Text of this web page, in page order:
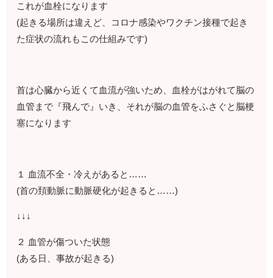
これが血栓になります
(起きる場所は違えど、コロナ感染やワクチン接種で起き
た症状の流れもこの仕組みです)
首は心臓から近くて血流が強いため、血栓がはがれて脳の
血管まで『飛んで』いき、それが脳の血管をふさぐと脳梗
塞になります
１ 血流不全・冷えがあると……
(首の頚動脈に動脈硬化が起きると……)
↓↓↓
２ 血管が傷ついた状態
(ある日、事故が起きる)